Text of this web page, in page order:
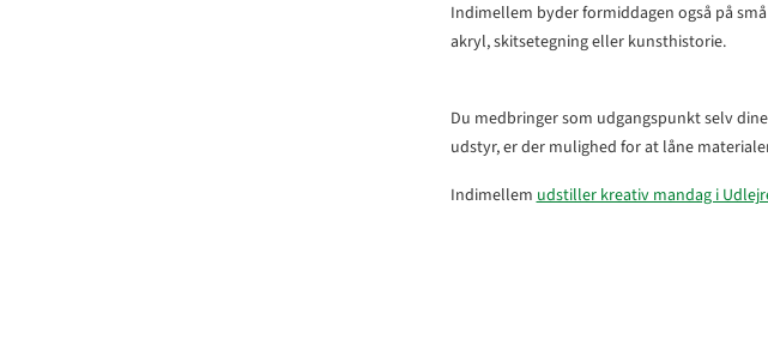
Indimellem byder formiddagen også på
akryl, skitsetegning eller kunsthistorie.
Du medbringer som udgangspunkt selv
udstyr, er der mulighed for at låne
Indimellemudstiller kreativ mandag i